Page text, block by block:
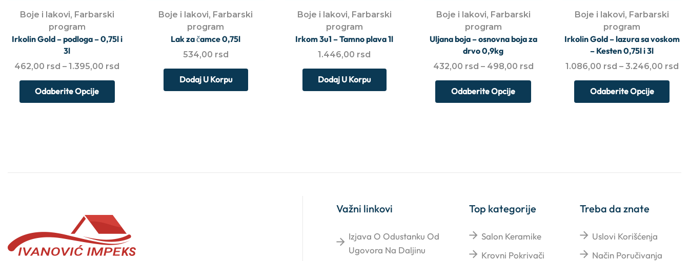
Boje i lakovi, Farbarski
program
Irkolin Gold – podloga – 0,75l i
3l
462,00 rsd – 1.395,00 rsd
Odaberite Opcije
Boje i lakovi, Farbarski
program
Lak za čamce 0,75l
534,00 rsd
Dodaj U Korpu
Boje i lakovi, Farbarski
program
Irkom 3u1 – Tamno plava 1l
1.446,00 rsd
Dodaj U Korpu
Boje i lakovi, Farbarski
program
Uljana boja – osnovna boja za
drvo 0,9kg
432,00 rsd – 498,00 rsd
Odaberite Opcije
Boje i lakovi, Farbarski
program
Irkolin Gold – lazura sa voskom
– Kesten 0,75l i 3l
1.086,00 rsd – 3.246,00 rsd
Odaberite Opcije
Važni linkovi
Izjava O Odustanku Od
Ugovora Na Daljinu
Top kategorije
Salon Keramike
Krovni Pokrivači
Treba da znate
Uslovi Korišćenja
Način Poručivanja